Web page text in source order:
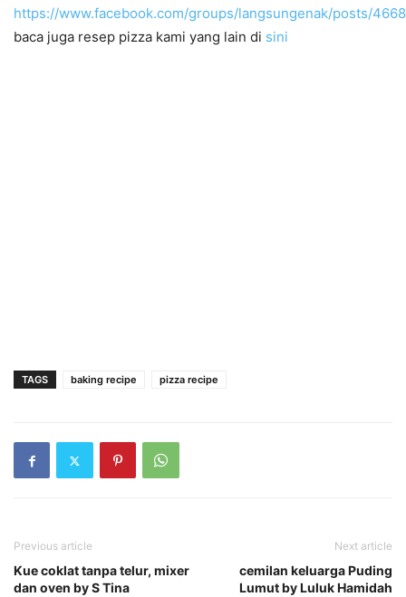
https://www.facebook.com/groups/langsungenak/posts/
baca juga resep pizza kami yang lain di sini
TAGS baking recipe pizza recipe
Previous article
Kue coklat tanpa telur, mixer
dan oven by S Tina
Next article
cemilan keluarga Puding
Lumut by Luluk Hamidah